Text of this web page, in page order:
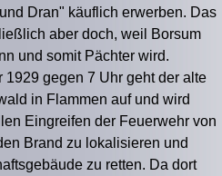
Dran" käuflich erwerben. Das
aber doch, weil Borsum
und somit Pächter wird.
1929 gegen 7 Uhr geht der alte
in Flammen auf und wird
Eingreifen der Feuerwehr von
Brand zu lokalisieren und
zu retten. Da dort